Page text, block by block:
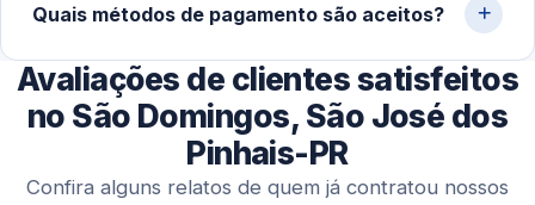
disponibilidade do cliente, incluindo finais de semana,
serviço.
Quais métodos de pagamento são aceitos?
Disponibilizamos diversas formas de pagamento,
incluindo Pix, dinheiro, cartões de crédito e débito e
transferência bancária.
Avaliações de clientes satisfeitos
no São Domingos, São José dos
Pinhais-PR
Confira alguns relatos de quem já contratou nossos